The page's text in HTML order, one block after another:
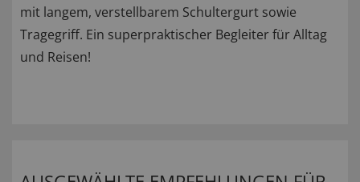
mit langem, verstellbarem Schultergurt sowie
Tragegriff. Ein superpraktischer Begleiter für Alltag
und Reisen!